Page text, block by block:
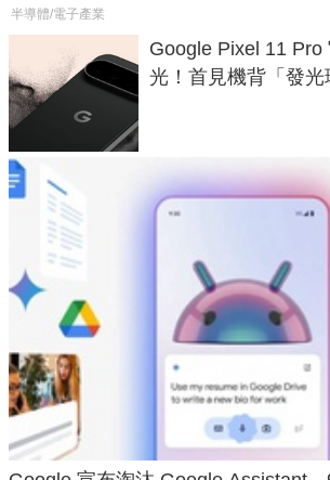
半導體/電子產業
Google Pixel 11 Pro
光！首見機背「發